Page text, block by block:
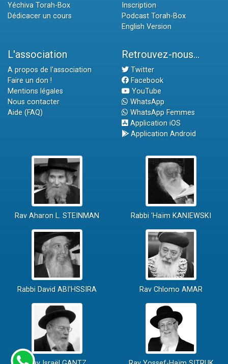
Yéchiva Torah-Box
Dédicacer un cours
Inscription
Podcast Torah-Box
English Version
L'association
A propos de l'association
Faire un don !
Mentions légales
Nous contacter
Aide (FAQ)
Retrouvez-nous...
Twitter
Facebook
YouTube
WhatsApp
WhatsApp Femmes
Application iOS
Application Android
Rav Aharon L. STEINMAN Rabbi 'Haïm KANIEWSKI
Rabbi David ABI'HSSIRA Rav Chlomo AMAR